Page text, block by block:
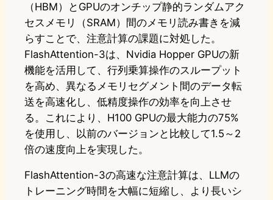
（HBM）とGPUのオンチップ静的ランダムアク
セスメモリ（SRAM）間のメモリ読み書きを減
らすことで、注意計算の課題に対処した。
FlashAttention-3は、Nvidia Hopper GPUの新
機能を活用して、行列乗算操作のスループット
を高め、異なるメモリセグメント間のデータ転
送を高速化し、低精度操作の効率を向上させ
る。これにより、H100 GPUの最大能力の75%
を使用し、以前のバージョンと比較して1.5～2
倍の速度向上を実現した。
FlashAttention-3の高速な注意計算は、LLMの
トレーニング時間を大幅に短縮し、より長いシ